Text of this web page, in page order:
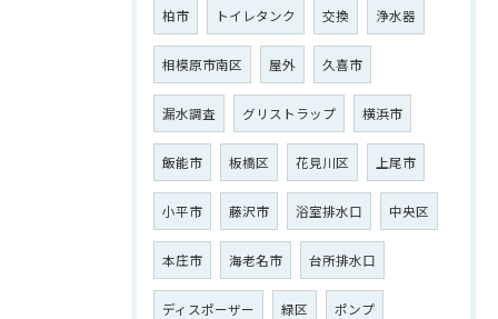
柏市 トイレタンク 交換 浄水器
相模原市南区 屋外 久喜市
漏水調査 グリストラップ 横浜市
飯能市 板橋区 花見川区 上尾市
小平市 藤沢市 浴室排水口 中央区
本庄市 海老名市 台所排水口
ディスポーザー 緑区 ポンプ